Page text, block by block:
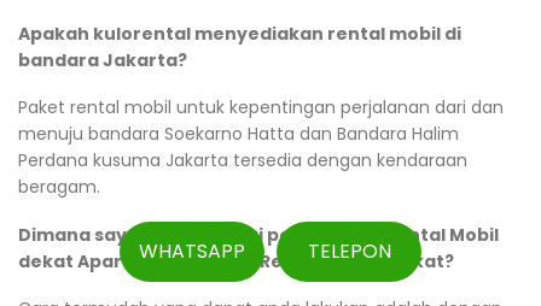
Apakah kulorental menyediakan rental mobil di
bandara Jakarta?
Paket rental mobil untuk kepentingan perjalanan dari dan
menuju bandara Soekarno Hatta dan Bandara Halim
Perdana kusuma Jakarta tersedia dengan kendaraan
beragam.
Dimana saya bisa mencari perusahaan Rental Mobil
dekat Apartemen Aerium Residence terdekat?
WHATSAPP TELEPON